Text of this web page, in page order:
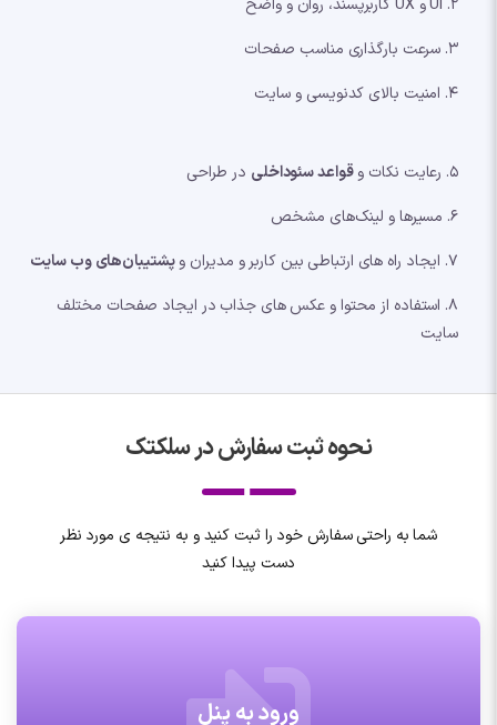
2. UI و UX کاربرپسند، روان و واضح
3. سرعت بارگذاری مناسب صفحات
4. امنیت بالای کدنویسی و سایت
5. رعایت نکات و قواعد سئوداخلی در طراحی
6. مسیرها و لینک‌های مشخص
7. ایجاد راه های ارتباطی بین کاربر و مدیران و
پشتیبان‌های وب سایت
8. استفاده از محتوا و عکس های جذاب در ایجاد صفحات مختلف
سایت
نحوه ثبت سفارش در سلکتک
شما به راحتی سفارش خود را ثبت کنید و به نتیجه ی مورد نظر
دست پیدا کنید
ورود به پنل